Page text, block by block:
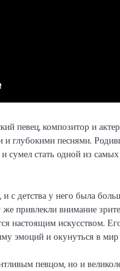
певец, композитор и
и глубокими песнями.
сумел стать одной из
и с детства у него была
привлекли внимание
настоящим искусством.
эмоций и окунуться в
певцом, но и